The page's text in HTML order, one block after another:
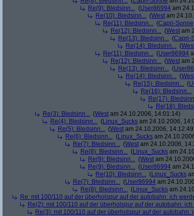
Re(9): Bledsinn... (User86994 am
Re(10): Bledsinn... (West am
Re(11): Bledsinn... (Capri-Sonne
Re(12): Bledsinn... (West am
Re(13): Bledsinn... (Capri-
Re(14): Bledsinn... (
Re(11): Bledsinn... (User86994
Re(12): Bledsinn... (West am
Re(13): Bledsinn... (
Re(14): Bledsinn... (
Re(15): Bledsinn... (
Re(16): Bledsinn...
Re(17):
Re(18):
Re(3): Bledsinn... (West am 24.10.2006, 14:01:14)
Re(4): Bledsinn... (Linux_Sucks am 24.10.2006,
Re(5): Bledsinn... (West am 24.10.2006,
Re(6): Bledsinn... (Linux_Sucks am
Re(7): Bledsinn... (West am 24.10.2006,
Re(8): Bledsinn... (Linux_Sucks am
Re(9): Bledsinn... (West am
Re(9): Bledsinn... (User86994 am
Re(10): Bledsinn... (Linux_Sucks
Re(7): Bledsinn... (User86994 am
Re(8): Bledsinn... (Linux_Sucks am
Re: mit 100/110 auf der überholspur auf der autobahn: ich
Re(2): mit 100/110 auf der überholspur auf der autobahn:
Re(3): mit 100/110 auf der überholspur auf der autobahn: